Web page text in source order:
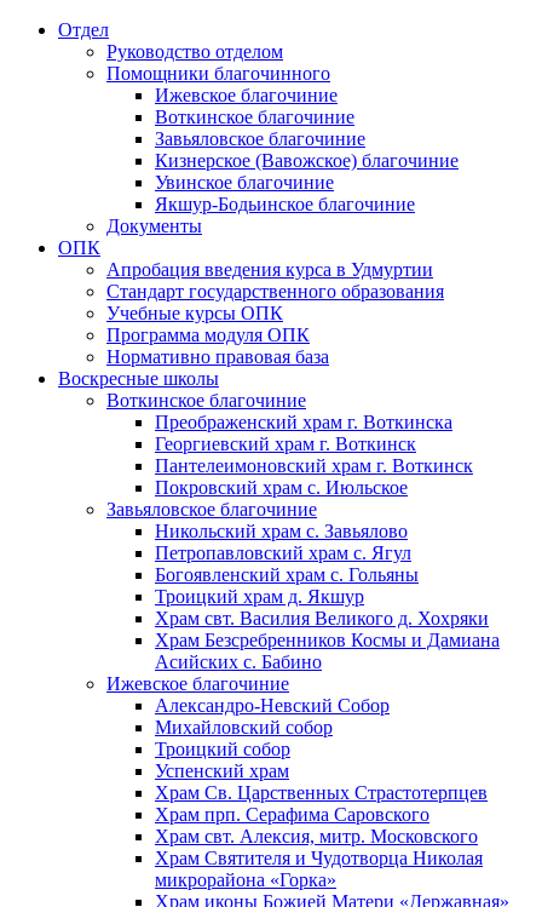
Отдел
Руководство отделом
Помощники благочинного
Ижевское благочиние
Воткинское благочиние
Завьяловское благочиние
Кизнерское (Вавожское) благочиние
Увинское благочиние
Якшур-Бодьинское благочиние
Документы
ОПК
Апробация введения курса в Удмуртии
Стандарт государственного образования
Учебные курсы ОПК
Программа модуля ОПК
Нормативно правовая база
Воскресные школы
Воткинское благочиние
Преображенский храм г. Воткинска
Георгиевский храм г. Воткинск
Пантелеимоновский храм г. Воткинск
Покровский храм с. Июльское
Завьяловское благочиние
Никольский храм с. Завьялово
Петропавловский храм с. Ягул
Богоявленский храм с. Гольяны
Троицкий храм д. Якшур
Храм свт. Василия Великого д. Хохряки
Храм Безсребренников Космы и Дамиана
Асийских с. Бабино
Ижевское благочиние
Александро-Невский Собор
Михайловский собор
Троицкий собор
Успенский храм
Храм Св. Царственных Страстотерпцев
Храм прп. Серафима Саровского
Храм свт. Алексия, митр. Московского
Храм Святителя и Чудотворца Николая
микрорайона «Горка»
Храм иконы Божией Матери «Державная»